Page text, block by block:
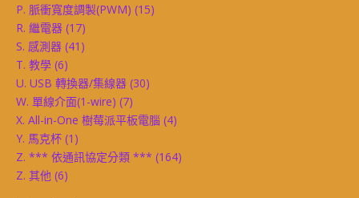
P. 脈衝寬度調製(PWM) (15)
R. 繼電器 (17)
S. 感測器 (41)
T. 教學 (6)
U. USB 轉換器/集線器 (30)
W. 單線介面(1-wire) (7)
X. All-in-One 樹莓派平板電腦 (4)
Y. 馬克杯 (1)
Z. *** 依通訊協定分類 *** (164)
Z. 其他 (6)